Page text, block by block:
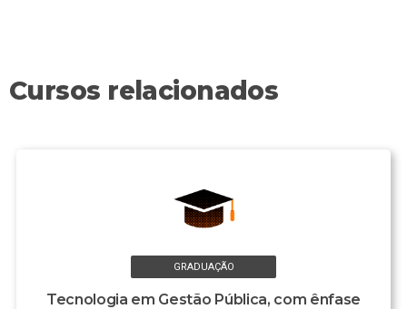
Cursos relacionados
GRADUAÇÃO
Tecnologia em Gestão Pública, com ênfase